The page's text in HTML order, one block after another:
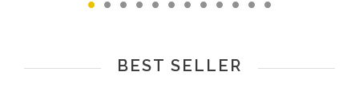
BEST SELLER